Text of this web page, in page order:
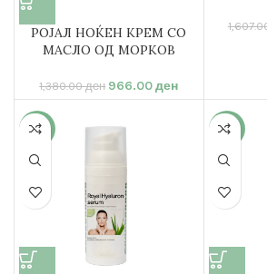
РОЈАЛ НОЌЕН КРЕМ СО
МАСЛО ОД МОРКОВ
1,380.00ден 966.00ден
-30% -30%